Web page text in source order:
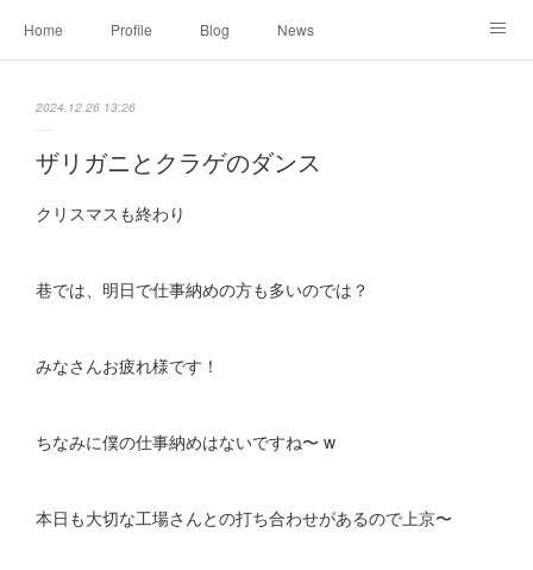
Home Profile Blog News
2024.12.26 13:26
ザリガニとクラゲのダンス
クリスマスも終わり
巷では、明日で仕事納めの方も多いのでは？
みなさんお疲れ様です！
ちなみに僕の仕事納めはないですね〜 w
本日も大切な工場さんとの打ち合わせがあるので上京〜